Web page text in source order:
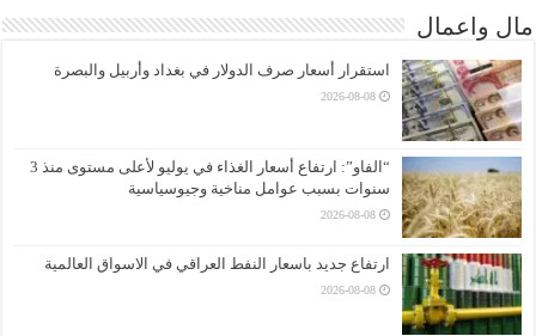
مال واعمال
استقرار أسعار صرف الدولار في بغداد وأربيل والبصرة
2026-08-08
“الفاو”: ارتفاع أسعار الغذاء في يوليو لأعلى مستوى منذ 3
سنوات بسبب عوامل مناخية وجيوسياسية
2026-08-08
ارتفاع جديد باسعار النفط العراقي في الاسواق العالمية
2026-08-08